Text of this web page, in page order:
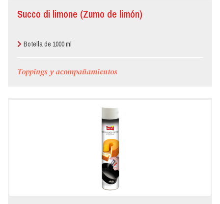
Succo di limone (Zumo de limón)
Botella de 1000 ml
Toppings y acompañamientos